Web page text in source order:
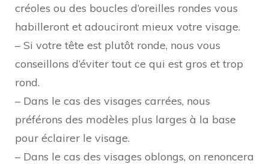
créoles ou des boucles d’oreilles rondes vous
habilleront et adouciront mieux votre visage.
– Si votre tête est plutôt ronde, nous vous
conseillons d’éviter tout ce qui est gros et trop
rond.
– Dans le cas des visages carrées, nous
préférons des modèles plus larges à la base
pour éclairer le visage.
– Dans le cas des visages oblongs, on renoncera